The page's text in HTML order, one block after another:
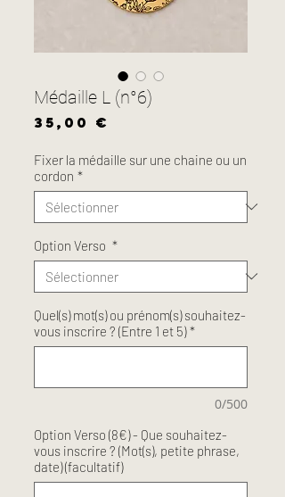
Médaille L (n°6)
35,00 €
Fixer la médaille sur une chaine ou un
cordon *
Option Verso *
Quel(s) mot(s) ou prénom(s) souhaitez-
vous inscrire ? (Entre 1 et 5) *
0/500
Option Verso (8€) - Que souhaitez-
vous inscrire ? (Mot(s), petite phrase,
date) (facultatif)